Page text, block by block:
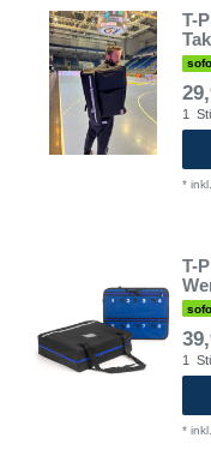
T-
1
*
T-
1
*